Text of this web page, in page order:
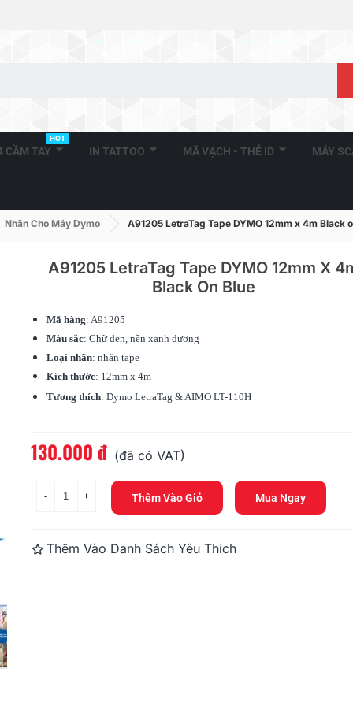
CẦM TAY
HOT
IN TATTOO MÃ VẠCH - THẺ ID MÁY
Nhãn Cho Máy Dymo A91205 LetraTag Tape DYMO 12mm x 4m Black
A91205 LetraTag Tape DYMO 12mm X
Black On Blue
Mã hàng: A91205
Màu sắc: Chữ đen, nền xanh dương
Loại nhãn: nhãn tape
Kích thước: 12mm x 4m
Tương thích: Dymo LetraTag & AIMO LT-110H
Đọc thêm
130.000 đ (đã có VAT)
- + Thêm Vào Giỏ Mua Ngay
Thêm Vào Danh Sách Yêu Thích